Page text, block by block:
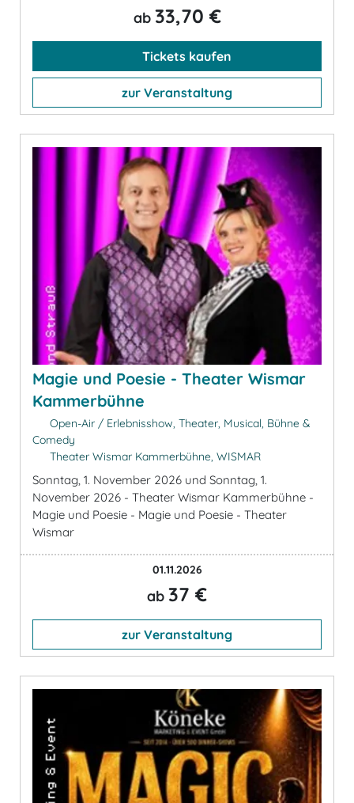
ab 33,70 €
Tickets kaufen
zur Veranstaltung
Magie und Poesie - Theater Wismar
Kammerbühne
Open-Air / Erlebnisshow, Theater, Musical, Bühne &
Comedy
Theater Wismar Kammerbühne, WISMAR
Sonntag, 1. November 2026 und Sonntag, 1.
November 2026 - Theater Wismar Kammerbühne -
Magie und Poesie - Magie und Poesie - Theater
Wismar
01.11.2026
ab 37 €
zur Veranstaltung